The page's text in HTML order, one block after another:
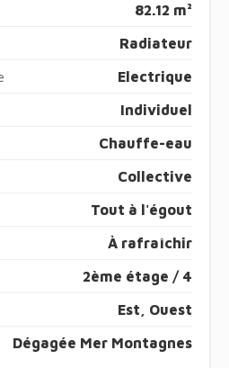
82.12 m²
Radiateur
Electrique
Individuel
Chauffe-eau
Collective
Tout à l'égout
À rafraîchir
2ème étage / 4
Est, Ouest
Dégagée Mer Montagnes